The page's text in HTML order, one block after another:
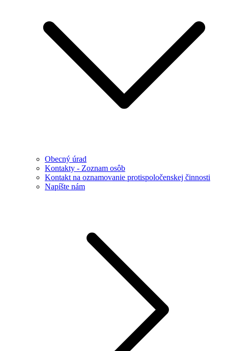
Obecný úrad
Kontakty - Zoznam osôb
Kontakt na oznamovanie protispoločenskej činnosti
Napíšte nám